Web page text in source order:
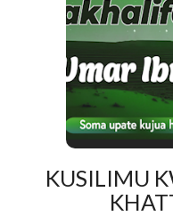
KUSILIMU